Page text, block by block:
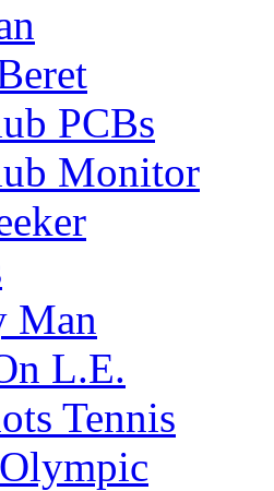
PCBs
Monitor
Man
L.E.
Tennis